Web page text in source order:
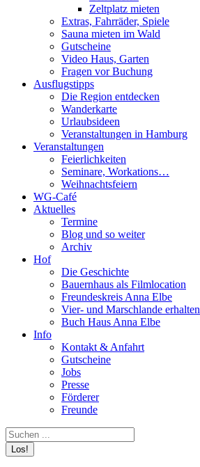
Zeltplatz mieten
Extras, Fahrräder, Spiele
Sauna mieten im Wald
Gutscheine
Video Haus, Garten
Fragen vor Buchung
Ausflugstipps
Die Region entdecken
Wanderkarte
Urlaubsideen
Veranstaltungen in Hamburg
Veranstaltungen
Feierlichkeiten
Seminare, Workations…
Weihnachtsfeiern
WG-Café
Aktuelles
Termine
Blog und so weiter
Archiv
Hof
Die Geschichte
Bauernhaus als Filmlocation
Freundeskreis Anna Elbe
Vier- und Marschlande erhalten
Buch Haus Anna Elbe
Info
Kontakt & Anfahrt
Gutscheine
Jobs
Presse
Förderer
Freunde
Search: